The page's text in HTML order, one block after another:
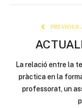
PREVIOUS
La relació entre la
pràctica en la
professorat, un